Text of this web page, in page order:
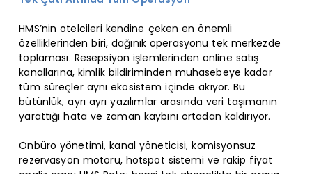
HMS’nin otelcileri kendine çeken en önemli
özelliklerinden biri, dağınık operasyonu tek merkezde
toplaması. Resepsiyon işlemlerinden online satış
kanallarına, kimlik bildiriminden muhasebeye kadar
tüm süreçler aynı ekosistem içinde akıyor. Bu
bütünlük, ayrı ayrı yazılımlar arasında veri taşımanın
yarattığı hata ve zaman kaybını ortadan kaldırıyor.
Önbüro yönetimi, kanal yöneticisi, komisyonsuz
rezervasyon motoru, hotspot sistemi ve rakip fiyat